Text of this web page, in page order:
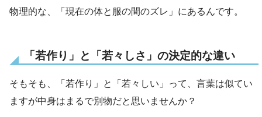
物理的な、「現在の体と服の間のズレ」にあるんです。
「若作り」と「若々しさ」の決定的な違い
そもそも、「若作り」と「若々しい」って、言葉は似てい
ますが中身はまるで別物だと思いませんか？